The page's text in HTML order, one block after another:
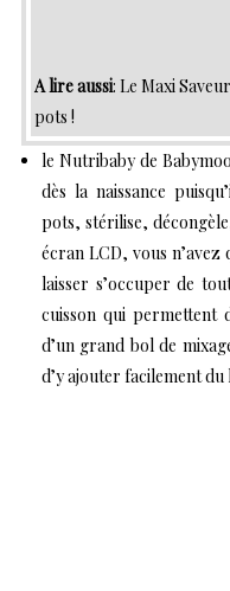
A lire aussi: Le Maxi
pots !
le Nutribaby de
dès la naissance
pots, stérilise,
écran LCD, vous
laisser s’occuper de
cuisson qui permettent
d’un grand bol de
d’y ajouter facilement du